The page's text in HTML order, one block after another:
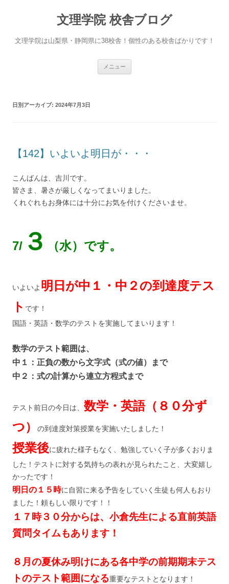
文理学院 校舎ブログ
文理学院は山梨県・静岡県に38校舎！個性のある校舎ばかりです！
メニュー
日別アーカイブ: 2024年7月3日
【142】いよいよ明日が・・・
こんばんは、吉川です。
皆さま、暑さが厳しくなってまいりました。
くれぐれもお身体には十分にお気を付けくださいませ。
7/ ３ （水）です。
いよいよ 明日が中１・中２の到達度テス
ト です！
国語・英語・数学のテストを実施してまいります！
数学のテスト範囲は、
中１：正負の数から文字式（式の値）まで
中２：式の計算から連立方程式まで
テスト前日の今日は、 数学・英語（８０分ず
つ）
の到達度対策授業を実施いたしました！
授業後に疲れた様子もなく、勉強していく子が多くおりま
した！テストに対する気持ちの表れが見られたこと、大変嬉し
かったです！
明日の１５時に自習に来る予告をしていく生徒も何人もおり
ました！頼もしい限りです！！
１７時３０分からは、小倉先生による直前英語
質問タイムもあります！
８月の夏休み明けにある各中学の前期期末テス
トのテスト範囲になる重要なテストとなります！